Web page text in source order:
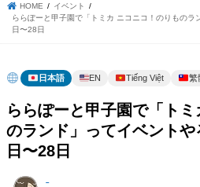
HOME
イベント
ららぽーと甲子園で「トミカ ニコニコ！のりもの
日〜28日
日本語 EN Tiếng Việt 繁
ららぽーと甲子園で「ト
のランド」ってイベント
日〜28日